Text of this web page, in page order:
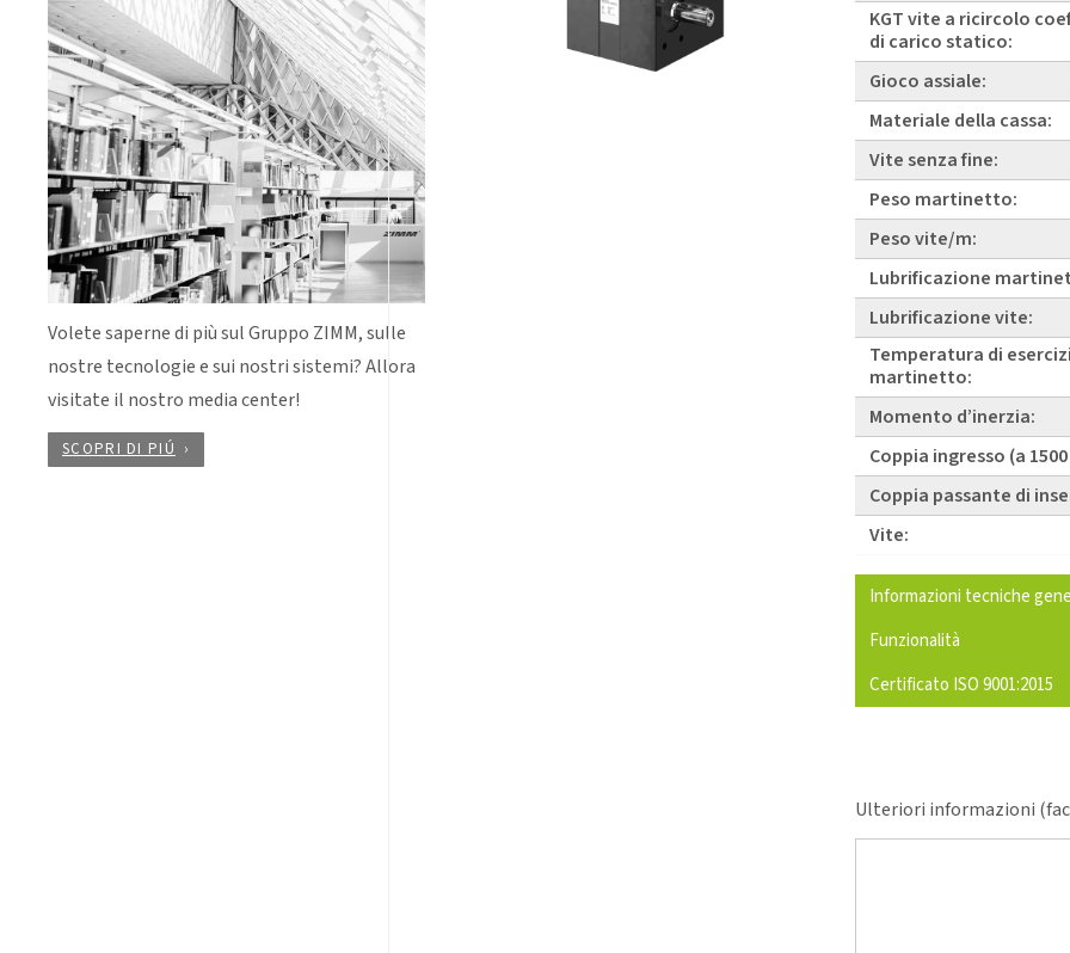
Volete saperne di più sul Gruppo ZIMM, sulle
nostre tecnologie e sui nostri sistemi? Allora
visitate il nostro media center!
SCOPRI DI PIÚ
KGT vite a ricircolo
di carico statico:
Gioco assiale:
Materiale della cassa:
Vite senza fine:
Peso martinetto:
Peso vite/m:
Lubrificazione
Lubrificazione vite:
Temperatura di
martinetto:
Momento d’inerzia:
Coppia ingresso (a
Coppia passante di
Vite:
Informazioni tecniche
Funzionalità
Certificato ISO 9001:2015
Ulteriori informazioni